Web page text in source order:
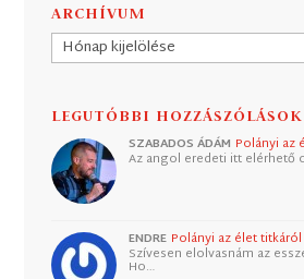
ARCHÍVUM
Archívum
LEGUTÓBBI HOZZÁSZÓLÁSOK
SZABADOS ÁDÁM Polányi az
Az angol eredeti itt elérhető
ENDRE Polányi az élet titkáról
Szívesen elolvasnám az
Ho…